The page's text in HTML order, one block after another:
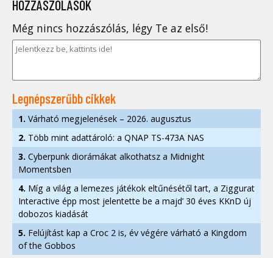
HOZZÁSZÓLÁSOK
Még nincs hozzászólás, légy Te az első!
Legnépszerűbb cikkek
1. Várható megjelenések – 2026. augusztus
2. Több mint adattároló: a QNAP TS-473A NAS
3. Cyberpunk diorámákat alkothatsz a Midnight
Momentsben
4. Míg a világ a lemezes játékok eltűnésétől tart, a Ziggurat
Interactive épp most jelentette be a majd’ 30 éves KKnD új
dobozos kiadását
5. Felújítást kap a Croc 2 is, év végére várható a Kingdom
of the Gobbos